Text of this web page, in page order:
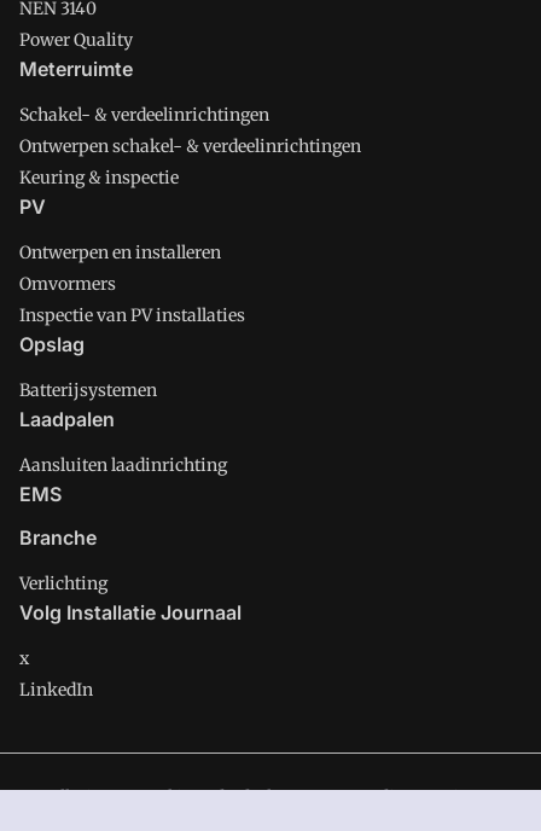
NEN 3140
Power Quality
Meterruimte
Schakel- & verdeelinrichtingen
Ontwerpen schakel- & verdeelinrichtingen
Keuring & inspectie
PV
Ontwerpen en installeren
Omvormers
Inspectie van PV installaties
Opslag
Batterijsystemen
Laadpalen
Aansluiten laadinrichting
EMS
Branche
Verlichting
Volg Installatie Journaal
x
LinkedIn
Installatie Journaal is onderdeel van VMN media. Lees inons